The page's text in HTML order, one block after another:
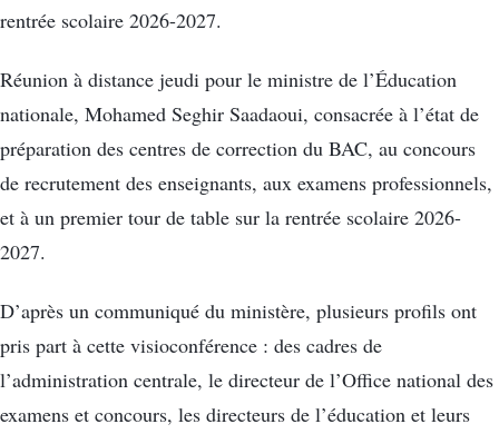
rentrée scolaire 2026-2027.
Réunion à distance jeudi pour le ministre de l’Éducation
nationale, Mohamed Seghir Saadaoui, consacrée à l’état de
préparation des centres de correction du BAC, au concours
de recrutement des enseignants, aux examens professionnels,
et à un premier tour de table sur la rentrée scolaire 2026-
2027.
D’après un communiqué du ministère, plusieurs profils ont
pris part à cette visioconférence : des cadres de
l’administration centrale, le directeur de l’Office national des
examens et concours, les directeurs de l’éducation et leurs